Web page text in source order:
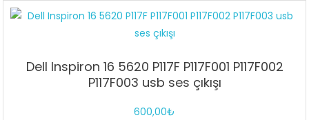
Dell Inspiron 16 5620 P117F P117F001 P117F002
P117F003 usb ses çıkışı
600,00₺